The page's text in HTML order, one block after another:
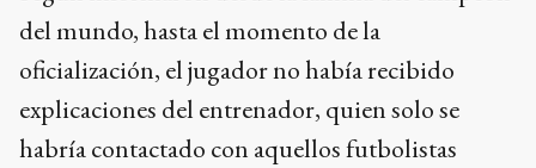
del mundo, hasta el momento de la
oficialización, el jugador no había recibido
explicaciones del entrenador, quien solo se
habría contactado con aquellos futbolistas